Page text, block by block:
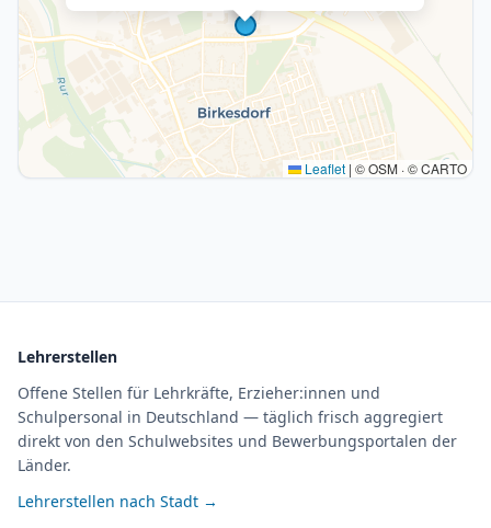
Leaflet | © OSM · © CARTO
Lehrerstellen
Offene Stellen für Lehrkräfte, Erzieher:innen und
Schulpersonal in Deutschland — täglich frisch aggregiert
direkt von den Schulwebsites und Bewerbungsportalen der
Länder.
Lehrerstellen nach Stadt →